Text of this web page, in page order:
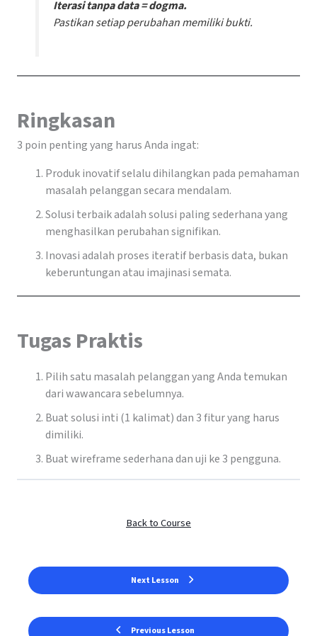
Iterasi tanpa data = dogma.
Pastikan setiap perubahan memiliki bukti.
Ringkasan
3 poin penting yang harus Anda ingat:
Produk inovatif selalu dihilangkan pada pemahaman
masalah pelanggan secara mendalam.
Solusi terbaik adalah solusi paling sederhana yang
menghasilkan perubahan signifikan.
Inovasi adalah proses iteratif berbasis data, bukan
keberuntungan atau imajinasi semata.
Tugas Praktis
Pilih satu masalah pelanggan yang Anda temukan
dari wawancara sebelumnya.
Buat solusi inti (1 kalimat) dan 3 fitur yang harus
dimiliki.
Buat wireframe sederhana dan uji ke 3 pengguna.
Previous Lesson
Back to Course
Next Lesson